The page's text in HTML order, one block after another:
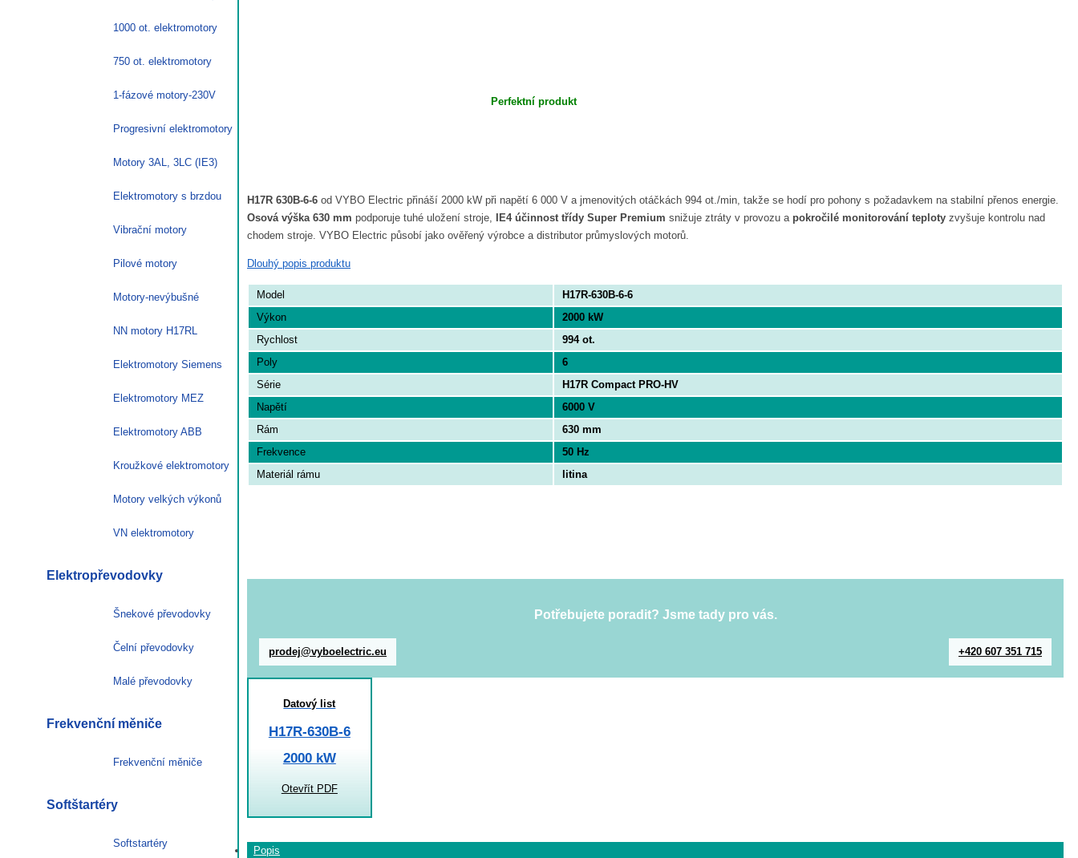
Perfektní produkt
H17R 630B-6-6 od VYBO Electric přináší 2000 kW při napětí 6 000 V a jmenovitých otáčkách 994 ot./min, takže se hodí pro pohony s požadavkem na stabilní přenos energie.
Osová výška 630 mm podporuje tuhé uložení stroje, IE4 účinnost třídy Super Premium snižuje ztráty v provozu a pokročilé monitorování teploty zvyšuje kontrolu nad
chodem stroje. VYBO Electric působí jako ověřený výrobce a distributor průmyslových motorů.
Dlouhý popis produktu
Model
H17R-630B-6-6
Výkon
2000 kW
Rychlost
994 ot.
Poly
6
Série
H17R Compact PRO-HV
Napětí
6000 V
Rám
630 mm
Frekvence
50 Hz
Materiál rámu
litina
Potřebujete poradit? Jsme tady pro vás.
prodej@vyboelectric.eu +420 607 351 715
Datový list
H17R-630B-6
2000 kW
Otevřít PDF
Popis
1000 ot. elektromotory
750 ot. elektromotory
1-fázové motory-230V
Progresivní elektromotory
Motory 3AL, 3LC (IE3)
Elektromotory s brzdou
Vibrační motory
Pilové motory
Motory-nevýbušné
NN motory H17RL
Elektromotory Siemens
Elektromotory MEZ
Elektromotory ABB
Kroužkové elektromotory
Motory velkých výkonů
VN elektromotory
Elektropřevodovky
Šnekové převodovky
Čelní převodovky
Malé převodovky
Frekvenční měniče
Frekvenční měniče
Softštartéry
Softstartéry